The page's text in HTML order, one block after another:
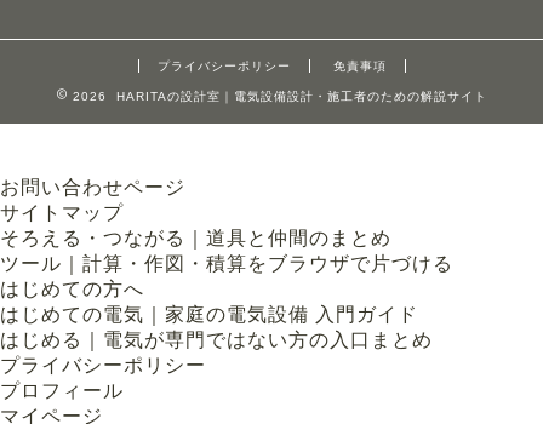
プライバシーポリシー 免責事項
2026 HARITAの設計室｜電気設備設計・施工者のための解説サイト
お問い合わせページ
サイトマップ
そろえる・つながる｜道具と仲間のまとめ
ツール｜計算・作図・積算をブラウザで片づける
はじめての方へ
はじめての電気｜家庭の電気設備 入門ガイド
はじめる｜電気が専門ではない方の入口まとめ
プライバシーポリシー
プロフィール
マイページ